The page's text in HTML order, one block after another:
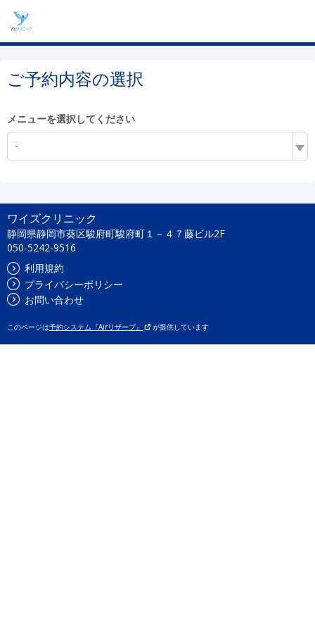
ご予約内容の選択
メニューを選択してください
-
ワイズクリニック
静岡県静岡市葵区駿府町駿府町１－４７藤ビル2F
050-5242-9516
利用規約
プライバシーポリシー
お問い合わせ
このページは予約システム『Airリザーブ』 が提供しています